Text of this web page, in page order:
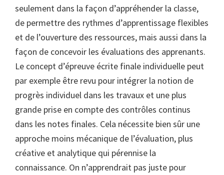
seulement dans la façon d’appréhender la classe,
de permettre des rythmes d’apprentissage flexibles
et de l’ouverture des ressources, mais aussi dans la
façon de concevoir les évaluations des apprenants.
Le concept d’épreuve écrite finale individuelle peut
par exemple être revu pour intégrer la notion de
progrès individuel dans les travaux et une plus
grande prise en compte des contrôles continus
dans les notes finales. Cela nécessite bien sûr une
approche moins mécanique de l’évaluation, plus
créative et analytique qui pérennise la
connaissance. On n’apprendrait pas juste pour